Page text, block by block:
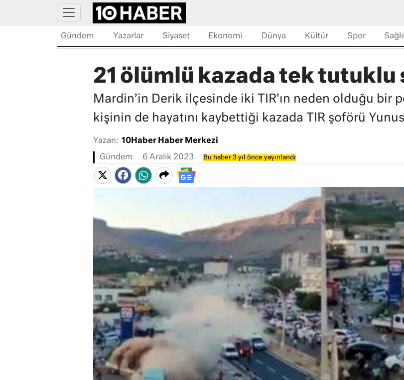
Gündem Yazarlar Siyaset Ekonomi Dünya Kültür Spor
21 ölümlü kazada tek tutuklu
Mardin’in Derik ilçesinde iki TIR'ın neden olduğu bir
kişinin de hayatını kaybettiği kazada TIR şoförü
Yazan: 10Haber Haber Merkezi
Gündem 6 Aralık 2023 Bu haber 3 yıl önce yayınlandı